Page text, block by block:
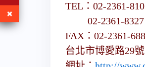
TEL：02-2361-
02-2361-8327
FAX：02-2361-
台北市博愛路29